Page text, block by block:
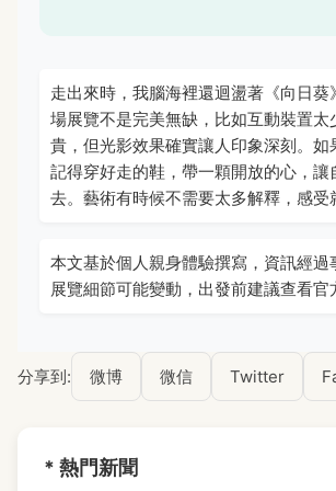
走出來時，我腦海裡還迴盪著《向日葵
場展覽不是完美無缺，比如互動裝置太
貴，但光影效果確實讓人印象深刻。如
記得穿好走的鞋，帶一顆開放的心，讓
去。藝術有時候不需要太多解釋，感受
本文基於個人親身體驗撰寫，資訊經過
展覽細節可能變動，出發前建議查看官
分享到: 微博 微信 Twitter
* 熱門新聞